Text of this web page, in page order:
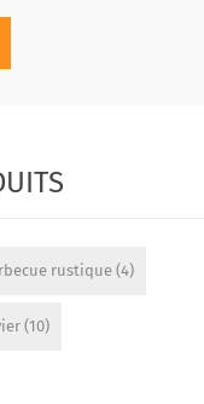
rustique (4)
(10)